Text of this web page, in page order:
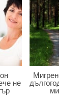
не
Мигренон
мигрена